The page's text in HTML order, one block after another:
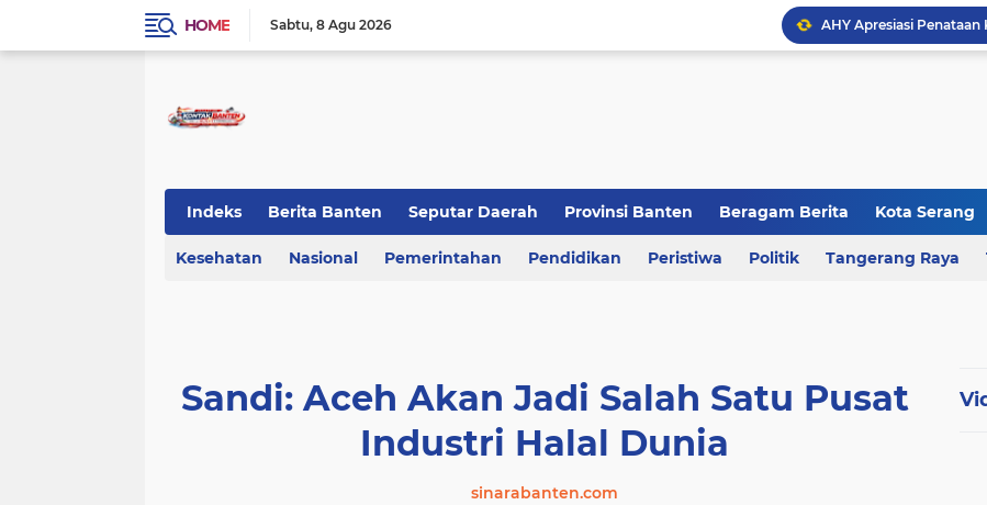
HOME Sabtu 8 Agu 2026
Indeks Berita Banten Seputar Daerah Provinsi Banten Beragam Berita Kota Serang
KOTA TANGERANG Regional Banten Berita Daerah Kriminal
Kesehatan Nasional Pemerintahan Pendidikan Peristiwa Politik Tangerang Raya
Sandi: Aceh Akan Jadi Salah Satu Pusat
Industri Halal Dunia
sinarabanten.com